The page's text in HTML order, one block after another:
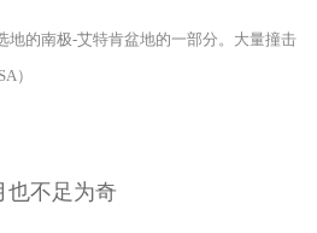
地的南极-艾特肯盆地的一部分。大量撞击
）
也不足为奇